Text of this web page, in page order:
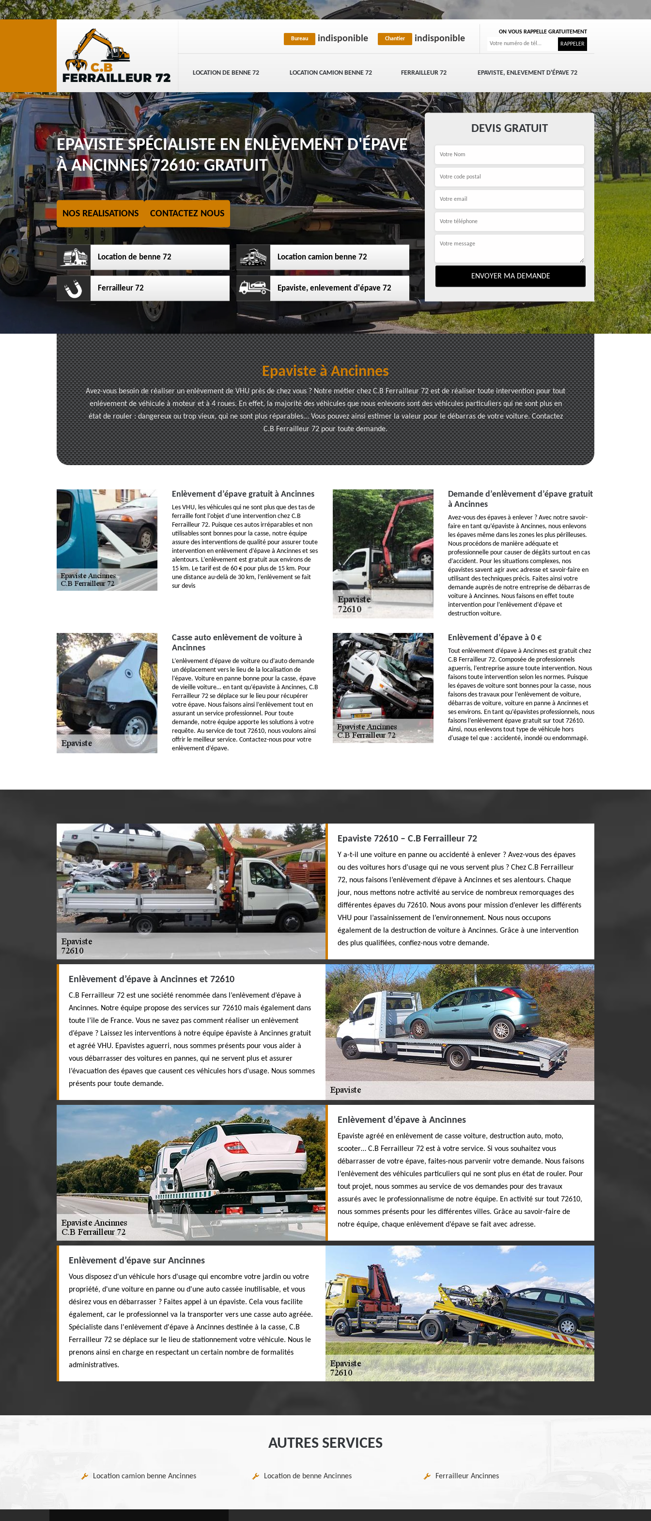
LOCATION DE BENNE 72 LOCATION CAMION BENNE 72 FERRAILLEUR 72 EPAVISTE, ENLEVEMENT D'ÉPAVE 72
Bureau indisponible Chantier indisponible
ON VOUS RAPPELLE GRATUITEMENT
EPAVISTE SPÉCIALISTE EN ENLÈVEMENT D'ÉPAVE
À ANCINNES 72610: GRATUIT
NOS REALISATIONS CONTACTEZ NOUS
Location de benne 72 Location camion benne 72
Ferrailleur 72 Epaviste, enlevement d'épave 72
DEVIS GRATUIT
Epaviste à Ancinnes
Avez-vous besoin de réaliser un enlèvement de VHU près de chez vous ? Notre métier chez C.B Ferrailleur 72 est de réaliser toute intervention pour tout
enlèvement de véhicule à moteur et à 4 roues. En effet, la majorité des véhicules que nous enlevons sont des véhicules particuliers qui ne sont plus en
état de rouler : dangereux ou trop vieux, qui ne sont plus réparables... Vous pouvez ainsi estimer la valeur pour le débarras de votre voiture. Contactez
C.B Ferrailleur 72 pour toute demande.
Enlèvement d’épave gratuit à Ancinnes
Les VHU, les véhicules qui ne sont plus que des tas de
ferraille font l’objet d’une intervention chez C.B
Ferrailleur 72. Puisque ces autos irréparables et non
utilisables sont bonnes pour la casse, notre équipe
assure des interventions de qualité pour assurer toute
intervention en enlèvement d’épave à Ancinnes et ses
alentours. L’enlèvement est gratuit aux environs de
15 km. Le tarif est de 60 € pour plus de 15 km. Pour
une distance au-delà de 30 km, l’enlèvement se fait
sur devis
Demande d’enlèvement d’épave gratuit
à Ancinnes
Avez-vous des épaves à enlever ? Avec notre savoir-
faire en tant qu’épaviste à Ancinnes, nous enlevons
les épaves même dans les zones les plus périlleuses.
Nous procédons de manière adéquate et
professionnelle pour causer de dégâts surtout en cas
d’accident. Pour les situations complexes, nos
épavistes savent agir avec adresse et savoir-faire en
utilisant des techniques précis. Faites ainsi votre
demande auprès de notre entreprise de débarras de
voiture à Ancinnes. Nous faisons en effet toute
intervention pour l’enlèvement d’épave et
destruction voiture.
Casse auto enlèvement de voiture à
Ancinnes
L’enlèvement d’épave de voiture ou d’auto demande
un déplacement vers le lieu de la localisation de
l’épave. Voiture en panne bonne pour la casse, épave
de vieille voiture… en tant qu’épaviste à Ancinnes, C.B
Ferrailleur 72 se déplace sur le lieu pour récupérer
votre épave. Nous faisons ainsi l’enlèvement tout en
assurant un service professionnel. Pour toute
demande, notre équipe apporte les solutions à votre
requête. Au service de tout 72610, nous voulons ainsi
offrir le meilleur service. Contactez-nous pour votre
enlèvement d’épave.
Enlèvement d’épave à 0 €
Tout enlèvement d’épave à Ancinnes est gratuit chez
C.B Ferrailleur 72. Composée de professionnels
aguerris, l’entreprise assure toute intervention. Nous
faisons toute intervention selon les normes. Puisque
les épaves de voiture sont bonnes pour la casse, nous
faisons des travaux pour l’enlèvement de voiture,
débarras de voiture, voiture en panne à Ancinnes et
ses environs. En tant qu’épavistes professionnels, nous
faisons l’enlèvement épave gratuit sur tout 72610.
Ainsi, nous enlevons tout type de véhicule hors
d'usage tel que : accidenté, inondé ou endommagé.
Epaviste 72610 – C.B Ferrailleur 72
Y a-t-il une voiture en panne ou accidenté à enlever ? Avez-vous des épaves
ou des voitures hors d’usage qui ne vous servent plus ? Chez C.B Ferrailleur
72, nous faisons l’enlèvement d’épave à Ancinnes et ses alentours. Chaque
jour, nous mettons notre activité au service de nombreux remorquages des
différentes épaves du 72610. Nous avons pour mission d’enlever les différents
VHU pour l’assainissement de l’environnement. Nous nous occupons
également de la destruction de voiture à Ancinnes. Grâce à une intervention
des plus qualifiées, confiez-nous votre demande.
Enlèvement d’épave à Ancinnes et 72610
C.B Ferrailleur 72 est une société renommée dans l’enlèvement d’épave à
Ancinnes. Notre équipe propose des services sur 72610 mais également dans
toute l’ile de France. Vous ne savez pas comment réaliser un enlèvement
d’épave ? Laissez les interventions à notre équipe épaviste à Ancinnes gratuit
et agréé VHU. Epavistes aguerri, nous sommes présents pour vous aider à
vous débarrasser des voitures en pannes, qui ne servent plus et assurer
l’évacuation des épaves que causent ces véhicules hors d’usage. Nous sommes
présents pour toute demande.
Enlèvement d’épave à Ancinnes
Epaviste agréé en enlèvement de casse voiture, destruction auto, moto,
scooter… C.B Ferrailleur 72 est à votre service. Si vous souhaitez vous
débarrasser de votre épave, faites-nous parvenir votre demande. Nous faisons
l’enlèvement des véhicules particuliers qui ne sont plus en état de rouler. Pour
tout projet, nous sommes au service de vos demandes pour des travaux
assurés avec le professionnalisme de notre équipe. En activité sur tout 72610,
nous sommes présents pour les différentes villes. Grâce au savoir-faire de
notre équipe, chaque enlèvement d’épave se fait avec adresse.
Enlèvement d’épave sur Ancinnes
Vous disposez d'un véhicule hors d'usage qui encombre votre jardin ou votre
propriété, d'une voiture en panne ou d'une auto cassée inutilisable, et vous
désirez vous en débarrasser ? Faites appel à un épaviste. Cela vous facilite
également, car le professionnel va la transporter vers une casse auto agréée.
Spécialiste dans l'enlèvement d'épave à Ancinnes destinée à la casse, C.B
Ferrailleur 72 se déplace sur le lieu de stationnement votre véhicule. Nous le
prenons ainsi en charge en respectant un certain nombre de formalités
administratives.
AUTRES SERVICES
Location camion benne Ancinnes Location de benne Ancinnes Ferrailleur Ancinnes